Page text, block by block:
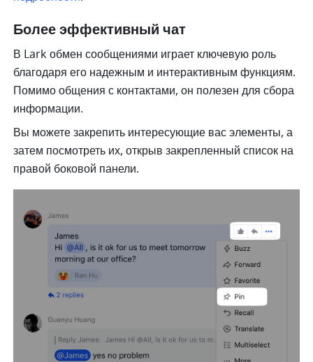
Более эффективный чат
В Lark обмен сообщениями играет ключевую роль
благодаря его надежным и интерактивным функциям.
Помимо общения с контактами, он полезен для сбора
информации.
Вы можете закрепить интересующие вас элементы, а
затем посмотреть их, открыв закрепленный список на
правой боковой панели.